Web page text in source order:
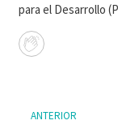
para el Desarrollo
ANTERIOR